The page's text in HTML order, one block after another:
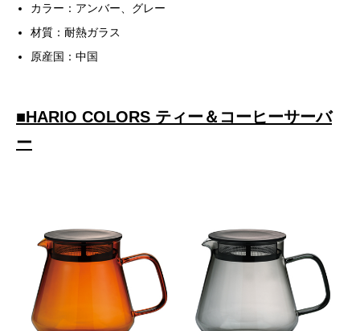
カラー：アンバー、グレー
材質：耐熱ガラス
原産国：中国
■HARIO COLORS ティー＆コーヒーサーバ
ー